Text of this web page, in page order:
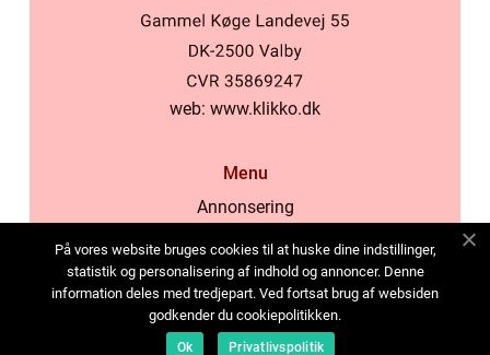
web: www.klikko.dk
Menu
Annonsering
Cookies
Kontakta oss
Sitemap
På vores website bruges cookies til at huske dine indstillinger,
statistik og personalisering af indhold og annoncer. Denne
information deles med tredjepart. Ved fortsat brug af websiden
godkender du cookiepolitikken.
Ok Privatlivspolitik